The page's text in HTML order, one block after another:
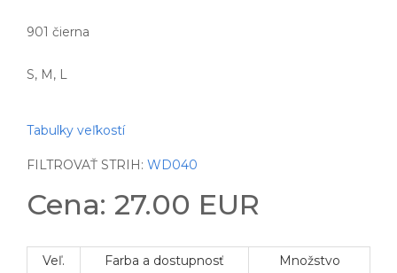
901 čierna
S, M, L
Tabulky veľkostí
FILTROVAŤ STRIH: WD040
Cena: 27.00 EUR
Veľ. Farba a dostupnosť Množstvo